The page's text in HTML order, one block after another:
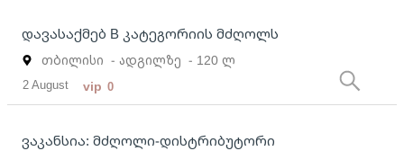
დავასაქმებ B კატეგორიის მძღოლს
თბილისი - ადგილზე - 120 ლ
2 August vip 0
ვაკანსია: მძღოლი-დისტრიბუტორი